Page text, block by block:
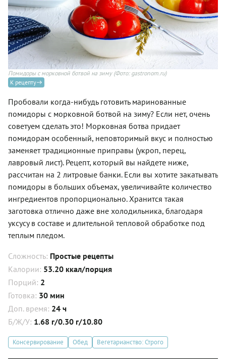
Помидоры с морковной ботвой на зиму(Фото: gastronom.ru)
К рецепту
Пробовали когда-нибудь готовить маринованные
помидоры с морковной ботвой на зиму? Если нет, очень
советуем сделать это! Морковная ботва придает
помидорам особенный, неповторимый вкус и полностью
заменяет традиционные приправы (укроп, перец,
лавровый лист). Рецепт, который вы найдете ниже,
рассчитан на 2 литровые банки. Если вы хотите закатывать
помидоры в больших объемах, увеличивайте количество
ингредиентов пропорционально. Хранится такая
заготовка отлично даже вне холодильника, благодаря
уксусу в составе и длительной тепловой обработке под
теплым пледом.
Сложность: Простые рецепты
Калории: 53.20 ккал/порция
Порций: 2
Готовка: 30 мин
Доп. время: 24 ч
Б/Ж/У: 1.68 г/0.30 г/10.80
Консервирование Обед Вегетарианство: Строго